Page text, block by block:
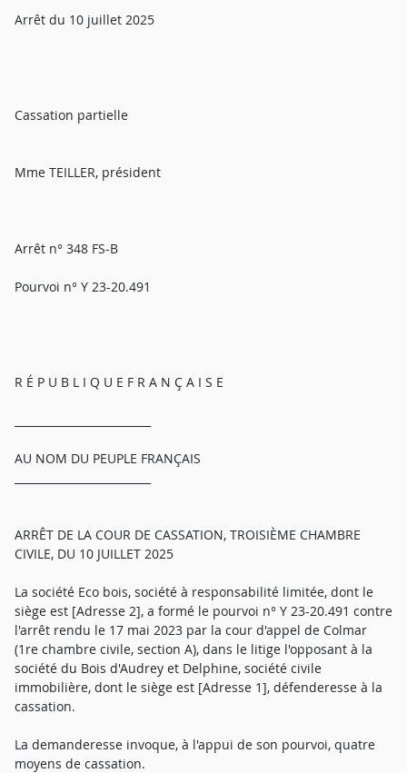
Arrêt du 10 juillet 2025
Cassation partielle
Mme TEILLER, président
Arrêt n° 348 FS-B
Pourvoi n° Y 23-20.491
R É P U B L I Q U E F R A N Ç A I S E
AU NOM DU PEUPLE FRANÇAIS
ARRÊT DE LA COUR DE CASSATION, TROISIÈME CHAMBRE
CIVILE, DU 10 JUILLET 2025
La société Eco bois, société à responsabilité limitée, dont le
siège est [Adresse 2], a formé le pourvoi n° Y 23-20.491 contre
l'arrêt rendu le 17 mai 2023 par la cour d'appel de Colmar
(1re chambre civile, section A), dans le litige l'opposant à la
société du Bois d'Audrey et Delphine, société civile
immobilière, dont le siège est [Adresse 1], défenderesse à la
cassation.
La demanderesse invoque, à l'appui de son pourvoi, quatre
moyens de cassation.